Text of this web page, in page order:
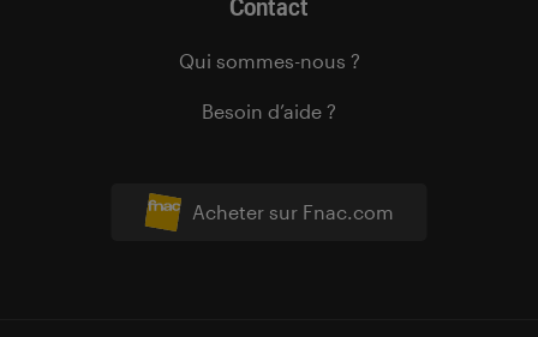
Acheter sur Fnac.com
Contact
Qui sommes-nous ?
Besoin d’aide ?